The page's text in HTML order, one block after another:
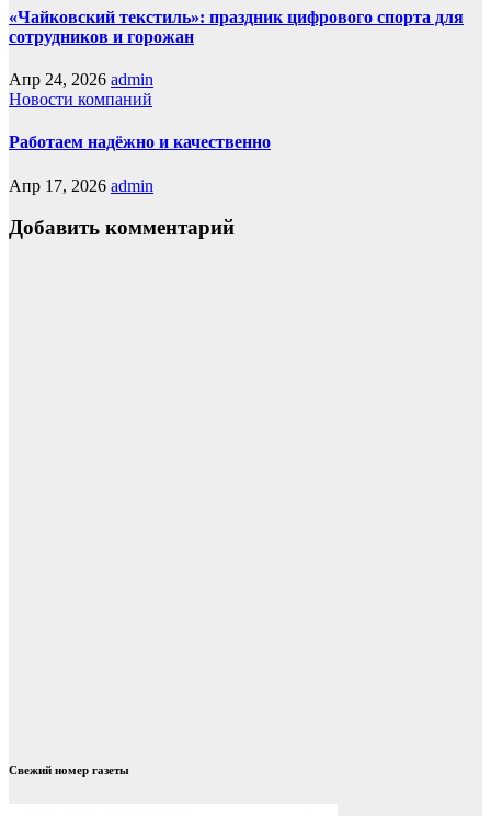
«Чайковский текстиль»: праздник цифрового спорта для
сотрудников и горожан
Апр 24, 2026 admin
Новости компаний
Работаем надёжно и качественно
Апр 17, 2026 admin
Добавить комментарий
Свежий номер газеты